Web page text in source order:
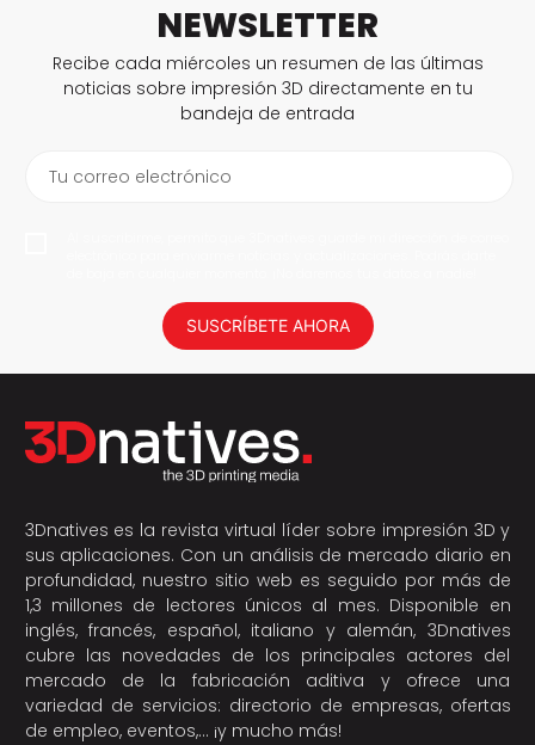
NEWSLETTER
Recibe cada miércoles un resumen de las últimas
noticias sobre impresión 3D directamente en tu
bandeja de entrada
Tu correo electrónico
SUSCRÍBETE AHORA
3Dnatives es la revista virtual líder sobre impresión 3D y
sus aplicaciones. Con un análisis de mercado diario en
profundidad, nuestro sitio web es seguido por más de
1,3 millones de lectores únicos al mes. Disponible en
inglés, francés, español, italiano y alemán, 3Dnatives
cubre las novedades de los principales actores del
mercado de la fabricación aditiva y ofrece una
variedad de servicios: directorio de empresas, ofertas
de empleo, eventos,… ¡y mucho más!